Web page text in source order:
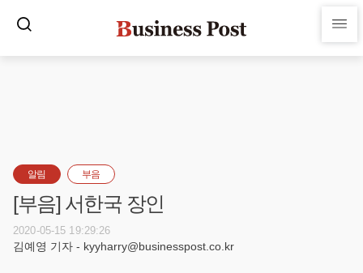
알림 부음
[부음] 서한국 장인
2020-05-15 19:29:26
김예영 기자 - kyyharry@businesspost.co.kr